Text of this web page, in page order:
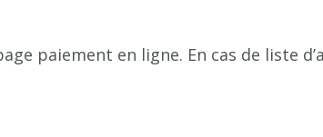
paiement en ligne. En cas de liste